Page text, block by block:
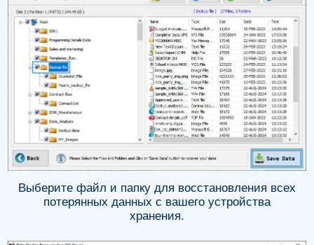
Выберите файл и папку для восстановления всех
потерянных данных с вашего устройства
хранения.